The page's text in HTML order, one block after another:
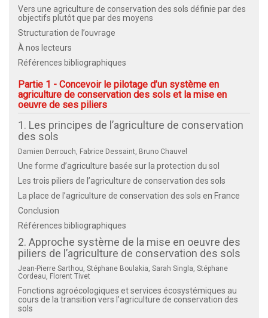
Vers une agriculture de conservation des sols définie par des
objectifs plutôt que par des moyens
Structuration de l’ouvrage
À nos lecteurs
Références bibliographiques
Partie 1 - Concevoir le pilotage d’un système en
agriculture de conservation des sols et la mise en
oeuvre de ses piliers
1. Les principes de l’agriculture de conservation
des sols
Damien Derrouch, Fabrice Dessaint, Bruno Chauvel
Une forme d’agriculture basée sur la protection du sol
Les trois piliers de l’agriculture de conservation des sols
La place de l’agriculture de conservation des sols en France
Conclusion
Références bibliographiques
2. Approche système de la mise en oeuvre des
piliers de l’agriculture de conservation des sols
Jean-Pierre Sarthou, Stéphane Boulakia, Sarah Singla, Stéphane
Cordeau, Florent Tivet
Fonctions agroécologiques et services écosystémiques au
cours de la transition vers l’agriculture de conservation des
sols